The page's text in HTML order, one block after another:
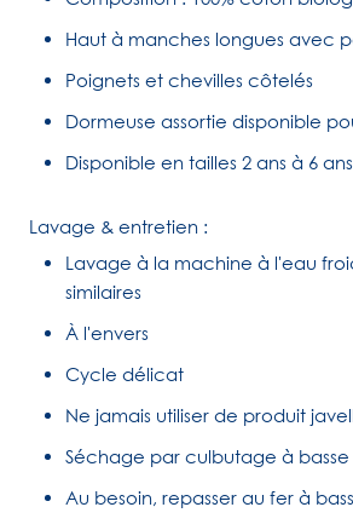
Haut à manches longues avec
Poignets et chevilles côtelés
Dormeuse assortie disponible
Disponible en tailles 2 ans à 6 ans
Lavage & entretien :
Lavage à la machine à l'eau
similaires
À l'envers
Cycle délicat
Ne jamais utiliser de produit
Séchage par culbutage à
Au besoin, repasser au fer à